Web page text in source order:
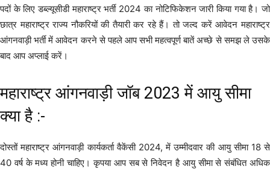
पदों के लिए डब्ल्यूसीडी महाराष्ट्र भर्ती 2024 का नोटिफिकेशन जारी किया गया है। जो
छात्र महाराष्ट्र राज्य नौकरियों की तैयारी कर रहे हैं। तो जल्द करें आवेदन महाराष्ट्र
आंगनवाड़ी भर्ती में आवेदन करने से पहले आप सभी महत्वपूर्ण बातें अच्छे से समझ ले उसके
बाद आप अप्लाई करें।
महाराष्ट्र आंगनवाड़ी जॉब 2023 में आयु सीमा
क्या है :-
दोस्तों महाराष्ट्र आंगनवाड़ी कार्यकर्ता वैकेंसी 2024, में उम्मीदवार की आयु सीमा 18 से
40 वर्ष के मध्य होनी चाहिए। कृपया आप सब से निवेदन है आयु सीमा से संबंधित अधिक